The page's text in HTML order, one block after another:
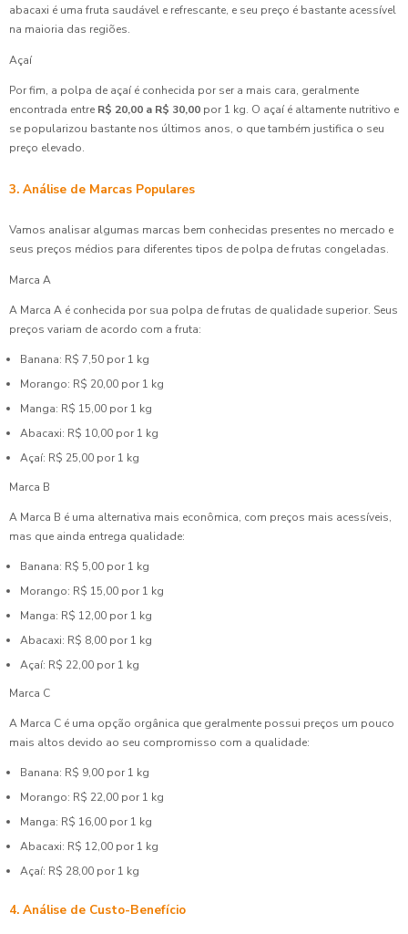
abacaxi é uma fruta saudável e refrescante, e seu preço é bastante acessível
na maioria das regiões.
Açaí
Por fim, a polpa de açaí é conhecida por ser a mais cara, geralmente
encontrada entre R$ 20,00 a R$ 30,00 por 1 kg. O açaí é altamente nutritivo e
se popularizou bastante nos últimos anos, o que também justifica o seu
preço elevado.
3. Análise de Marcas Populares
Vamos analisar algumas marcas bem conhecidas presentes no mercado e
seus preços médios para diferentes tipos de polpa de frutas congeladas.
Marca A
A Marca A é conhecida por sua polpa de frutas de qualidade superior. Seus
preços variam de acordo com a fruta:
Banana: R$ 7,50 por 1 kg
Morango: R$ 20,00 por 1 kg
Manga: R$ 15,00 por 1 kg
Abacaxi: R$ 10,00 por 1 kg
Açaí: R$ 25,00 por 1 kg
Marca B
A Marca B é uma alternativa mais econômica, com preços mais acessíveis,
mas que ainda entrega qualidade:
Banana: R$ 5,00 por 1 kg
Morango: R$ 15,00 por 1 kg
Manga: R$ 12,00 por 1 kg
Abacaxi: R$ 8,00 por 1 kg
Açaí: R$ 22,00 por 1 kg
Marca C
A Marca C é uma opção orgânica que geralmente possui preços um pouco
mais altos devido ao seu compromisso com a qualidade:
Banana: R$ 9,00 por 1 kg
Morango: R$ 22,00 por 1 kg
Manga: R$ 16,00 por 1 kg
Abacaxi: R$ 12,00 por 1 kg
Açaí: R$ 28,00 por 1 kg
4. Análise de Custo-Benefício